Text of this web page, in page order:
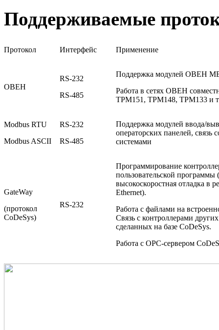
Поддерживаемые
Протокол Интерфейс Применение
ОВЕН
RS-232
RS-485
Поддержка модулей ОВЕН
Работа в сетях ОВЕН
ТРМ151, ТРМ148, ТРМ133 и
Modbus RTU
Modbus ASCII
RS-232
RS-485
Поддержка модулей ввода/
операторских панелей, связь
системами
GateWay
(протокол
CoDeSys)
RS-232
Программирование
пользовательской программы
высокоскоростная отладка в
Ethernet).
Работа с файлами на
Связь с контроллерами
сделанных на базе CoDeSys.
Работа с OPC-сервером